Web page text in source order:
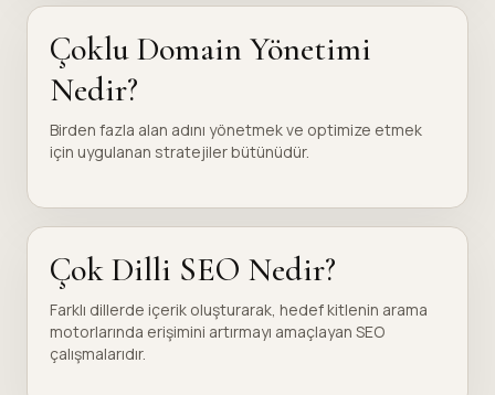
Çoklu Domain Yönetimi
Nedir?
Birden fazla alan adını yönetmek ve optimize etmek
için uygulanan stratejiler bütünüdür.
Çok Dilli SEO Nedir?
Farklı dillerde içerik oluşturarak, hedef kitlenin arama
motorlarında erişimini artırmayı amaçlayan SEO
çalışmalarıdır.